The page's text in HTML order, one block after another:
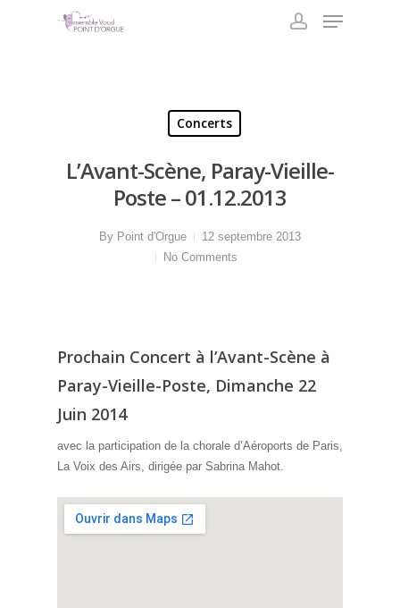
Menu
Concerts
L’Avant-Scène, Paray-Vieille-
Poste – 01.12.2013
By Point d'Orgue
12 septembre 2013
No Comments
Prochain Concert à l’Avant-Scène à
Paray-Vieille-Poste, Dimanche 22
Juin 2014
avec la participation de la chorale d’Aéroports de Paris,
La Voix des Airs, dirigée par Sabrina Mahot.